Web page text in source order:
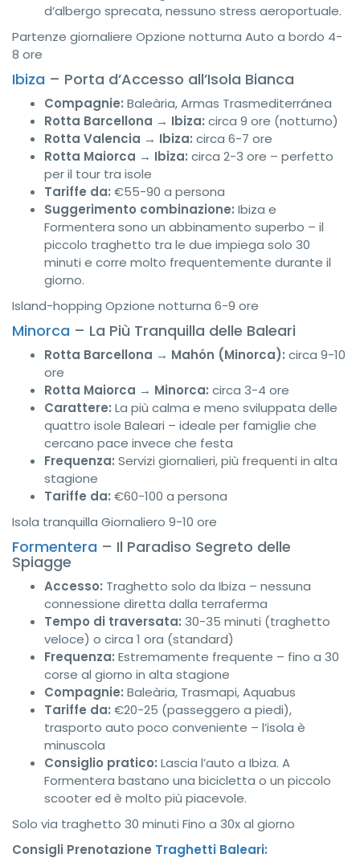
d’albergo sprecata, nessuno stress aeroportuale.
Partenze giornaliere Opzione notturna Auto a bordo 4-
8 ore
Ibiza – Porta d’Accesso all’Isola Bianca
Compagnie: Baleària, Armas Trasmediterránea
Rotta Barcellona → Ibiza: circa 9 ore (notturno)
Rotta Valencia → Ibiza: circa 6-7 ore
Rotta Maiorca → Ibiza: circa 2-3 ore – perfetto
per il tour tra isole
Tariffe da: €55-90 a persona
Suggerimento combinazione: Ibiza e
Formentera sono un abbinamento superbo – il
piccolo traghetto tra le due impiega solo 30
minuti e corre molto frequentemente durante il
giorno.
Island-hopping Opzione notturna 6-9 ore
Minorca – La Più Tranquilla delle Baleari
Rotta Barcellona → Mahón (Minorca): circa 9-10
ore
Rotta Maiorca → Minorca: circa 3-4 ore
Carattere: La più calma e meno sviluppata delle
quattro isole Baleari – ideale per famiglie che
cercano pace invece che festa
Frequenza: Servizi giornalieri, più frequenti in alta
stagione
Tariffe da: €60-100 a persona
Isola tranquilla Giornaliero 9-10 ore
Formentera – Il Paradiso Segreto delle
Spiagge
Accesso: Traghetto solo da Ibiza – nessuna
connessione diretta dalla terraferma
Tempo di traversata: 30-35 minuti (traghetto
veloce) o circa 1 ora (standard)
Frequenza: Estremamente frequente – fino a 30
corse al giorno in alta stagione
Compagnie: Baleària, Trasmapi, Aquabus
Tariffe da: €20-25 (passeggero a piedi),
trasporto auto poco conveniente – l’isola è
minuscola
Consiglio pratico: Lascia l’auto a Ibiza. A
Formentera bastano una bicicletta o un piccolo
scooter ed è molto più piacevole.
Solo via traghetto 30 minuti Fino a 30x al giorno
Consigli Prenotazione Traghetti Baleari: